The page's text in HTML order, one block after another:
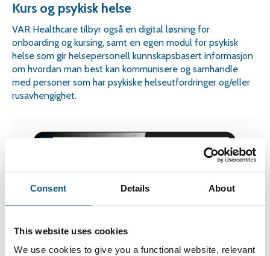
Consent Details About
This website uses cookies
We use cookies to give you a functional website, relevant
Kurs og psykisk helse
VAR Healthcare tilbyr også en digital løsning for
onboarding og kursing, samt en egen modul for psykisk
helse som gir helsepersonell kunnskapsbasert informasjon
om hvordan man best kan kommunisere og samhandle
med personer som har psykiske helseutfordringer og/eller
rusavhengighet.